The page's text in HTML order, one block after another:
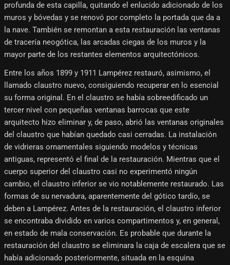
profunda de esta capilla, quitando el enlucido adicionado de los
muros y bóvedas y se renovó por completo la portada que da a
la nave. También se remontan a esta restauración las ventanas
de tracería neogótica, las arcadas ciegas de los muros y la
mayor parte de los restantes elementos arquitectónicos.
Entre los años 1899 y 1911 Lampérez restauró, asimismo, el
llamado claustro nuevo, consiguiendo recuperar en lo esencial
su forma original. En el claustro se había sobreedificado un
tercer nivel con pequeñas ventanas barrocas que este
arquitecto hizo eliminar y, de paso, abrió las ventanas originales
del claustro que habían quedado casi cerradas. La instalación
de vidrieras ornamentales siguiendo modelos y técnicas
antiguas, representó el final de la restauración. Mientras que el
cuerpo superior del claustro casi no experimentó ningún
cambio, el claustro inferior se vio notablemente restaurado. Las
formas de su nervadura, aparentemente del gótico tardío, se
deben a Lampérez. Antes de la restauración, el claustro inferior
se encontraba dividido en varios compartimentos y, en general,
en estado de mala conservación. Es probable que durante la
restauración del claustro se eliminara la caja de escalera que se
había adicionado posteriormente, situada en la esquina